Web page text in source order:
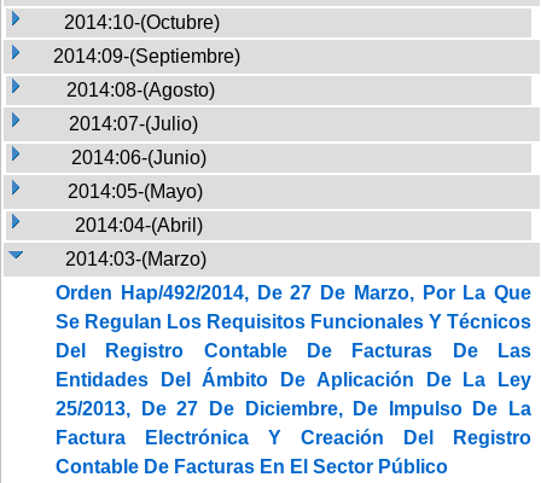
2014:10-(Octubre)
2014:09-(Septiembre)
2014:08-(Agosto)
2014:07-(Julio)
2014:06-(Junio)
2014:05-(Mayo)
2014:04-(Abril)
2014:03-(Marzo)
Orden Hap/492/2014, De 27 De Marzo, Por La Que
Se Regulan Los Requisitos Funcionales Y Técnicos
Del Registro Contable De Facturas De Las
Entidades Del Ámbito De Aplicación De La Ley
25/2013, De 27 De Diciembre, De Impulso De La
Factura Electrónica Y Creación Del Registro
Contable De Facturas En El Sector Público